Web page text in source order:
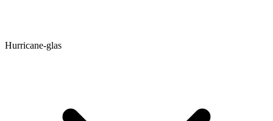
Hurricane-glas